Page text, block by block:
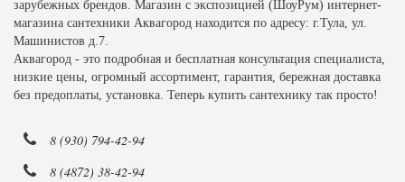
зарубежных брендов. Магазин с экспозицией (ШоуРум) интернет-
магазина сантехники Аквагород находится по адресу: г.Тула, ул.
Машинистов д.7.
Аквагород - это подробная и бесплатная консультация специалиста,
низкие цены, огромный ассортимент, гарантия, бережная доставка
без предоплаты, установка. Теперь купить сантехнику так просто!
8 (930) 794-42-94
8 (4872) 38-42-94